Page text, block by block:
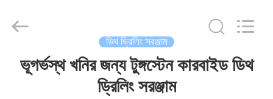
বাড়ি
ডিথ ড্রিলিং সরঞ্জাম
ভূগর্ভস্থ খনির জন্য টুঙ্গস্টেন কারবাইড ডিথ
ড্রিলিং সরঞ্জাম